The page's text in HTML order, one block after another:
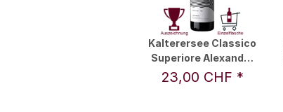
Kalterersee Classico
Superiore Alexander
2021 0,75 l - Weingut
Nicolussi-Leck
23,00 CHF *